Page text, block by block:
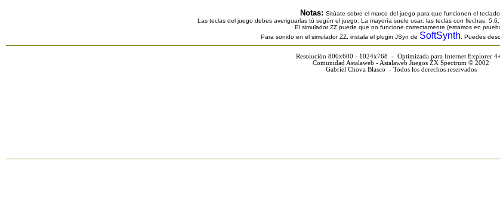
Notas: Sitúate sobre el marco del juego para que funcionen el teclado.
Las teclas del juego debes averiguarlas tú según el juego. La mayoría suele usar: las teclas con flechas,
El simulador ZZ puede que no funcione correctamente (estamos en
Para sonido en el simulador ZZ, instala el plugin JSyn de SoftSynth . Puedes
Resolución 800x600 - 1024x768 - Optimizada para Internet Explorer
Comunidad Astalaweb - Astalaweb Juegos ZX Spectrum © 2002
Gabriel Chova Blasco - Todos los derechos reservados